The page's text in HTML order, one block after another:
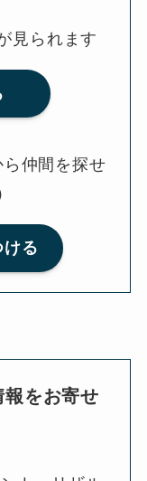
見られます
仲間を探せ
る
をお寄せ